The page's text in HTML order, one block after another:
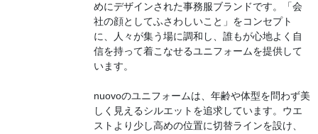
めにデザインされた事務服ブランドです。​「会
社の顔としてふさわしいこと」をコンセプト
に、人々が集う場に調和し、誰もが心地よく自
信を持って着こなせるユニフォームを提供して
います。
nuovoのユニフォームは、年齢や体型を問わず美
しく見えるシルエットを追求しています。​ウエ
ストより少し高めの位置に切替ラインを設け、